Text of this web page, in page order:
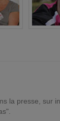
la presse, sur